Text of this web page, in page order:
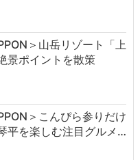
＞山岳リゾート「上
景ポイントを散策
＞こんぴら参りだけ
平を楽しむ注目グルメ…